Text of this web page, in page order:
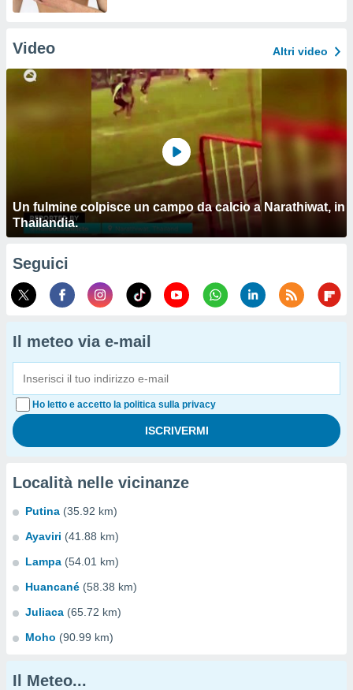
Video Altri video
Un fulmine colpisce un campo da calcio a Narathiwat, in
Thailandia.
Seguici
Il meteo via e-mail
Ho letto e accetto la politica sulla privacy
Località nelle vicinanze
Putina (35.92 km)
Ayaviri (41.88 km)
Lampa (54.01 km)
Huancané (58.38 km)
Juliaca (65.72 km)
Moho (90.99 km)
Il Meteo...